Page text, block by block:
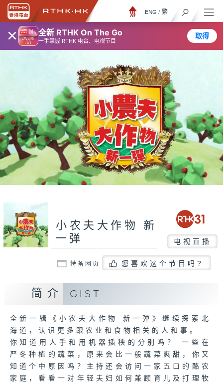
× 全新 RTHK On The Go
一手掌握 RTHK 电台、电视节目
取得
ENG / 繁
小农夫大作物 新
一弹
电视直播
特备网页 您喜欢这个节目吗?
简介 GIST
全新一辑《小农夫大作物 新一弹》继续探索北
海道，认识更多跟农业和食物相关的人和事。
你知道用人手和用机器插秧的分别吗？ 一些在
严冬种植的蔬菜，原来会比一般蔬菜爽甜，你又
知道个中原因吗？主持还会访问一家五口的酪农
家庭，看看一对年轻夫妇如何兼顾育儿及打理牧